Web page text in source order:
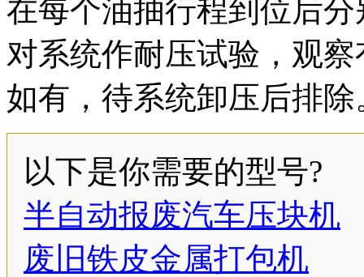
在每个油抽行程到位后
对系统作耐压试验，观
如有，待系统卸压后排除
以下是你需要的型号?
半自动报废汽车压块机
废旧铁皮金属打包机